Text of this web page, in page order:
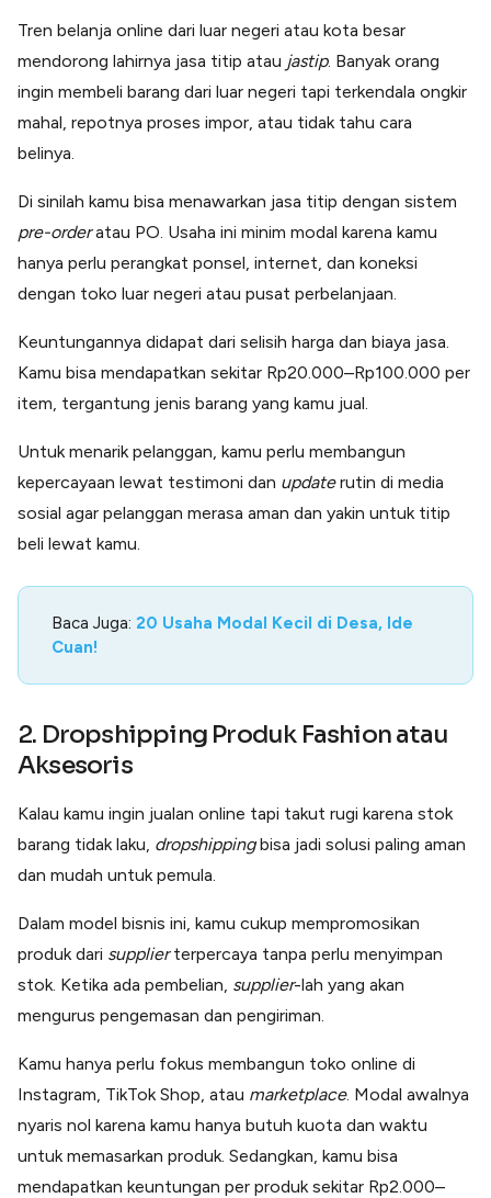
Tren belanja online dari luar negeri atau kota besar
mendorong lahirnya jasa titip atau jastip. Banyak orang
ingin membeli barang dari luar negeri tapi terkendala ongkir
mahal, repotnya proses impor, atau tidak tahu cara
belinya.
Di sinilah kamu bisa menawarkan jasa titip dengan sistem
pre-orderatau PO. Usaha ini minim modal karena kamu
hanya perlu perangkat ponsel, internet, dan koneksi
dengan toko luar negeri atau pusat perbelanjaan.
Keuntungannya didapat dari selisih harga dan biaya jasa.
Kamu bisa mendapatkan sekitar Rp20.000–Rp100.000 per
item, tergantung jenis barang yang kamu jual.
Untuk menarik pelanggan, kamu perlu membangun
kepercayaan lewat testimoni dan updaterutin di media
sosial agar pelanggan merasa aman dan yakin untuk titip
beli lewat kamu.
Baca Juga: 20 Usaha Modal Kecil di Desa, Ide
Cuan!
2. Dropshipping Produk Fashion atau
Aksesoris
Kalau kamu ingin jualan online tapi takut rugi karena stok
barang tidak laku, dropshippingbisa jadi solusi paling aman
dan mudah untuk pemula.
Dalam model bisnis ini, kamu cukup mempromosikan
produk dari supplierterpercaya tanpa perlu menyimpan
stok. Ketika ada pembelian, supplier-lah yang akan
mengurus pengemasan dan pengiriman.
Kamu hanya perlu fokus membangun toko online di
Instagram, TikTok Shop, atau marketplace. Modal awalnya
nyaris nol karena kamu hanya butuh kuota dan waktu
untuk memasarkan produk. Sedangkan, kamu bisa
mendapatkan keuntungan per produk sekitar Rp2.000–